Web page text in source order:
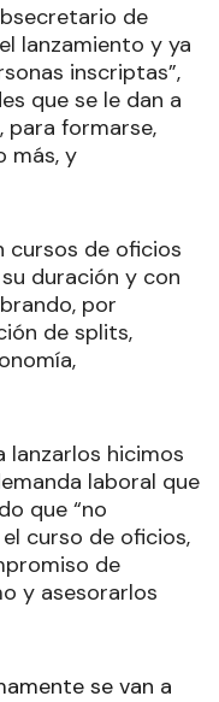
de
lanzamiento y ya
inscriptas”,
que se le dan a
para formarse,
más, y
cursos de oficios
duración y con
por
de splits,
lanzarlos hicimos
laboral que
que “no
curso de oficios,
de
y asesorarlos
se van a